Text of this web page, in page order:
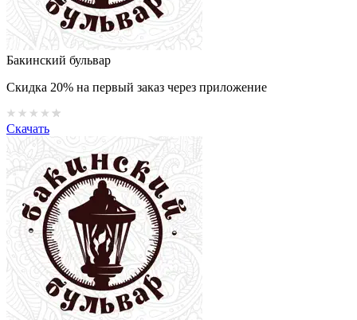
Бакинский бульвар
Скидка 20% на первый заказ через приложение
Скачать